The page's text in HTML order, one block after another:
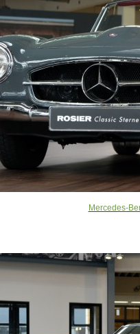
Mercedes-